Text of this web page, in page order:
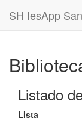
SH IesApp
Listado
Lista